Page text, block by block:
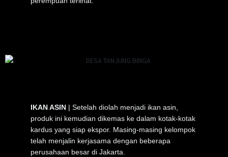
IKAN ASIN | Setelah diolah menjadi ikan asin,
produk ini kemudian dikemas ke dalam kotak-kotak
kardus yang siap ekspor. Masing-masing kelompok
telah menjalin kerjasama dengan beberapa
perusahaan besar di Jakarta.